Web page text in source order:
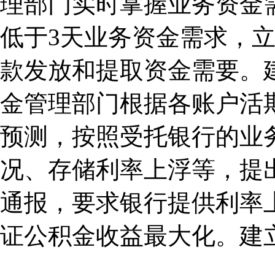
低于3天业务资金需求，
款发放和提取资金需要。
金管理部门根据各账户活
预测，按照受托银行的业
况、存储利率上浮等，提
通报，要求银行提供利率
证公积金收益最大化。建